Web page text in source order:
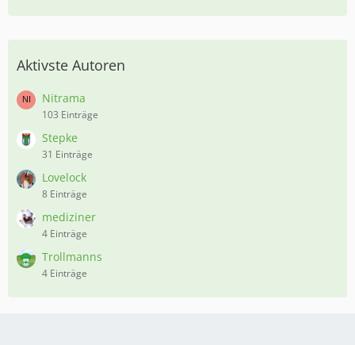
Aktivste Autoren
Nitrama
103 Einträge
Stepke
31 Einträge
Lovelock
8 Einträge
mediziner
4 Einträge
Trollmanns
4 Einträge